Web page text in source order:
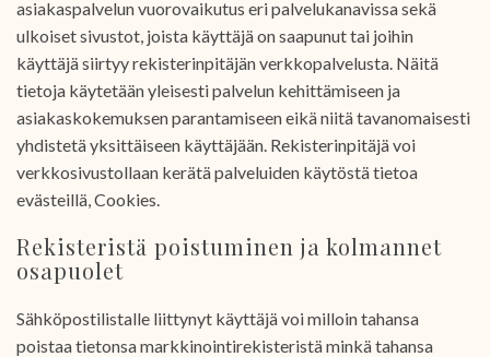
asiakaspalvelun vuorovaikutus eri palvelukanavissa sekä
ulkoiset sivustot, joista käyttäjä on saapunut tai joihin
käyttäjä siirtyy rekisterinpitäjän verkkopalvelusta. Näitä
tietoja käytetään yleisesti palvelun kehittämiseen ja
asiakaskokemuksen parantamiseen eikä niitä tavanomaisesti
yhdistetä yksittäiseen käyttäjään. Rekisterinpitäjä voi
verkkosivustollaan kerätä palveluiden käytöstä tietoa
evästeillä, Cookies.
Rekisteristä poistuminen ja kolmannet
osapuolet
Sähköpostilistalle liittynyt käyttäjä voi milloin tahansa
poistaa tietonsa markkinointirekisteristä minkä tahansa